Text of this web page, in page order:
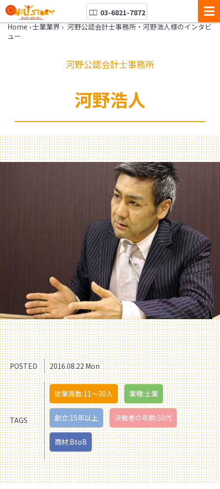
03-6821-7872
Home ›士業業界 › 河野公認会計士事務所・河野浩人様のインタビ
ュー
河野公認会計士事務所
河野浩人
POSTED 2016.08.22 Mon
TAGS
従業員数:11〜30人 業種:士業
創立:15年以上 決裁者の年齢:50代
商材:BtoB